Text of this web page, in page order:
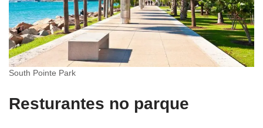
South Pointe Park
Resturantes no parque